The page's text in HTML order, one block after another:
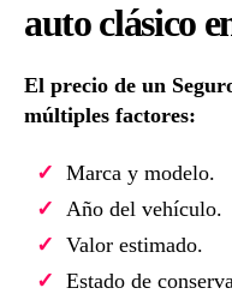
auto clásico
El precio de un
múltiples factores:
Marca y modelo.
Año del vehículo.
Valor estimado.
Estado de